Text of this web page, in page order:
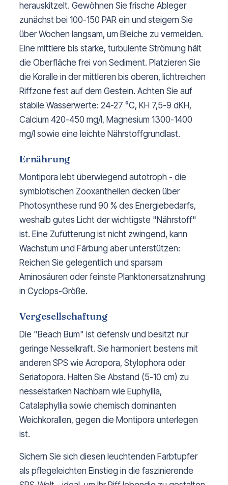
herauskitzelt. Gewöhnen Sie frische Ableger
zunächst bei 100-150 PAR ein und steigern Sie
über Wochen langsam, um Bleiche zu vermeiden.
Eine mittlere bis starke, turbulente Strömung hält
die Oberfläche frei von Sediment. Platzieren Sie
die Koralle in der mittleren bis oberen, lichtreichen
Riffzone fest auf dem Gestein. Achten Sie auf
stabile Wasserwerte: 24-27 °C, KH 7,5-9 dKH,
Calcium 420-450 mg/l, Magnesium 1300-1400
mg/l sowie eine leichte Nährstoffgrundlast.
Ernährung
Montipora lebt überwiegend autotroph - die
symbiotischen Zooxanthellen decken über
Photosynthese rund 90 % des Energiebedarfs,
weshalb gutes Licht der wichtigste "Nährstoff"
ist. Eine Zufütterung ist nicht zwingend, kann
Wachstum und Färbung aber unterstützen:
Reichen Sie gelegentlich und sparsam
Aminosäuren oder feinste Planktonersatznahrung
in Cyclops-Größe.
Vergesellschaftung
Die "Beach Bum" ist defensiv und besitzt nur
geringe Nesselkraft. Sie harmoniert bestens mit
anderen SPS wie Acropora, Stylophora oder
Seriatopora. Halten Sie Abstand (5-10 cm) zu
nesselstarken Nachbarn wie Euphyllia,
Catalaphyllia sowie chemisch dominanten
Weichkorallen, gegen die Montipora unterlegen
ist.
Sichern Sie sich diesen leuchtenden Farbtupfer
als pflegeleichten Einstieg in die faszinierende